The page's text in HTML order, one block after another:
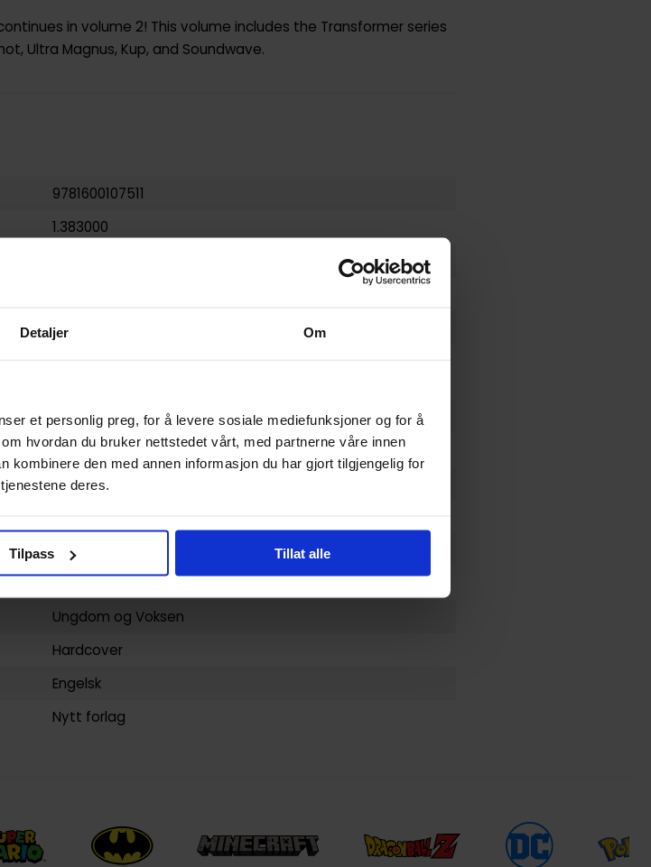
Detaljer Om
et personlig preg, for å levere sosiale mediefunksjoner og for å
hvordan du bruker nettstedet vårt, med partnerne våre innen
kombinere den med annen informasjon du har gjort tilgjengelig for
deres.
Tilpass Tillat alle
in volume 2! This volume includes the Transformer series
Ultra Magnus, Kup, and Soundwave.
9781600107511
1.383000
Transformers
Science-Fiction
E.J. Su,Don Figueroa,Guido Guidi,Robbie Musso,Rob Ruffalo
392
19.10.2010
2
Ungdom og Voksen
Hardcover
Engelsk
Nytt forlag